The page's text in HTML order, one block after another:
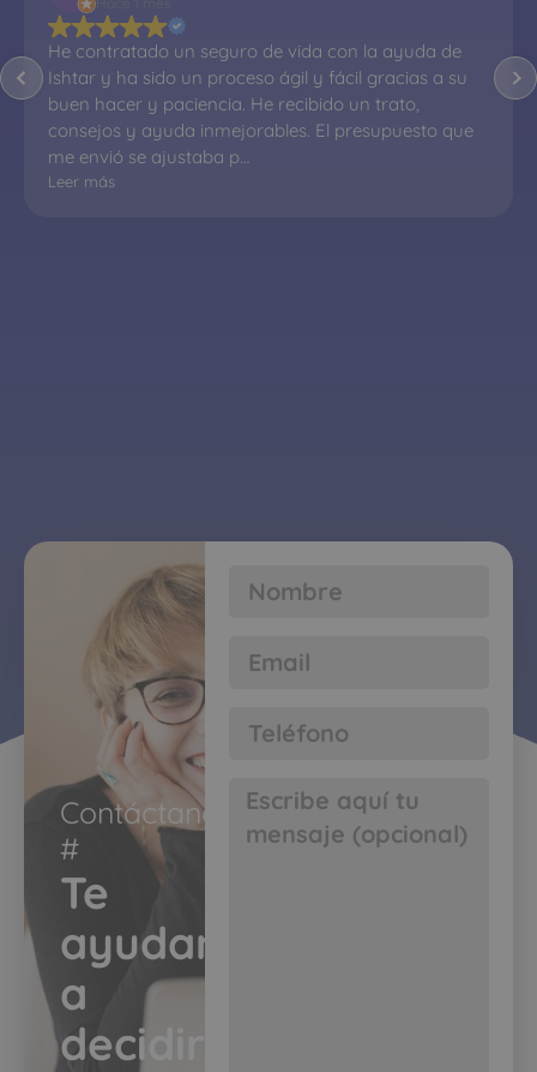
He contratado un seguro de vida con la ayuda de
Ishtar y ha sido un proceso ágil y fácil gracias a su
buen hacer y paciencia. He recibido un trato,
consejos y ayuda inmejorables. El presupuesto que
me envió se ajustaba p…
Leer más
Contáctanos
#​
Te
ayudamos
a
decidir​